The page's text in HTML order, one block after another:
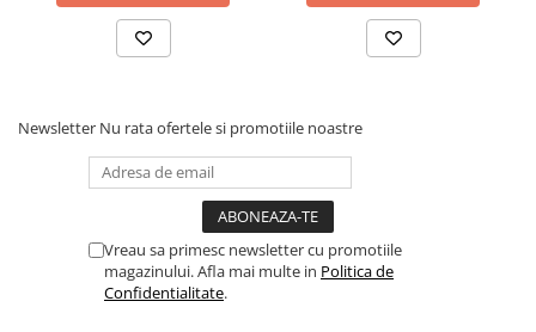
Newsletter Nu rata ofertele si promotiile noastre
Vreau sa primesc newsletter cu promotiile
magazinului. Afla mai multe in Politica de
Confidentialitate.